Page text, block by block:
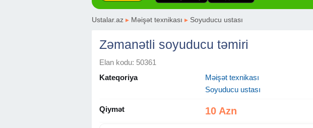
Ustalar.az ▸ Məişət texnikası ▸ Soyuducu ustası
Zəmanətli soyuducu təmiri
Elan kodu: 50361
Kateqoriya
Məişət texnikası
Soyuducu ustası
Qiymət 10 Azn